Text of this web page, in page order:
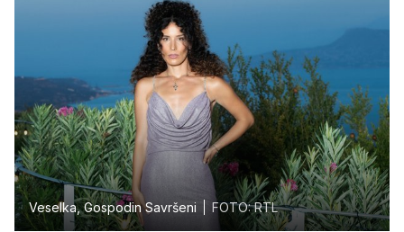
Veselka, Gospodin Savršeni FOTO: RTL